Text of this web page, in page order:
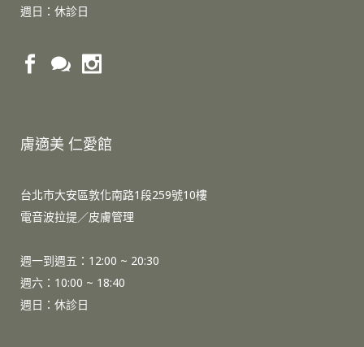
週日：休診日
膚適美 仁愛館
台北市大安區敦化南路1段259號10樓
電音波拉提／皮膚管理
週一到週五：12:00 ~ 20:30
週六：10:00 ~ 18:40
週日：休診日